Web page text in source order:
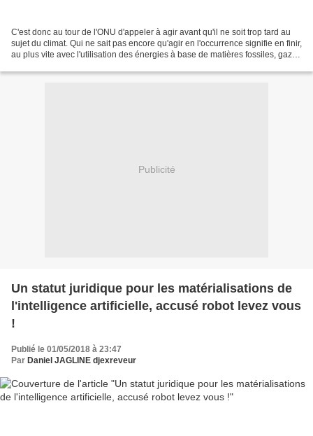
C'est donc au tour de l'ONU d'appeler à agir avant qu'il ne soit trop tard au
sujet du climat. Qui ne sait pas encore qu'agir en l'occurrence signifie en finir,
au plus vite avec l'utilisation des énergies à base de matières fossiles, gaz
Publicité
Un statut juridique pour les matérialisations de
l'intelligence artificielle, accusé robot levez vous
!
Publié le 01/05/2018 à 23:47
Par Daniel JAGLINE djexreveur